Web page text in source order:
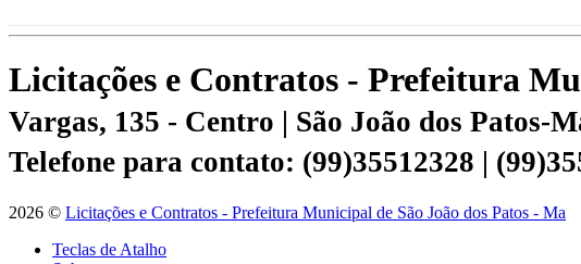
Licitações e Contratos - Prefeitura
Vargas, 135 - Centro | São João dos Patos-
Telefone para contato: (99)35512328 |
2026 © Licitações e Contratos - Prefeitura Municipal de São João dos Patos - Ma
Teclas de Atalho